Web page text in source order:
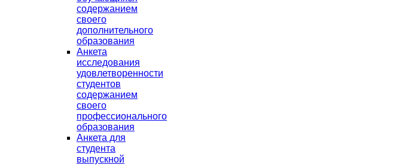
содержанием
своего
дополнительного
образования
Анкета
исследования
удовлетворенности
студентов
содержанием
своего
профессионального
образования
Анкета для
студента
выпускной